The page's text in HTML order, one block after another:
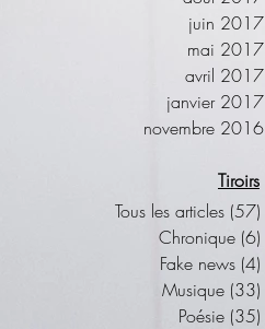
juin 2017
mai 2017
avril 2017
janvier 2017
novembre 2016
Tiroirs
Tous les articles (57)
Chronique (6)
Fake news (4)
Musique (33)
Poésie (35)